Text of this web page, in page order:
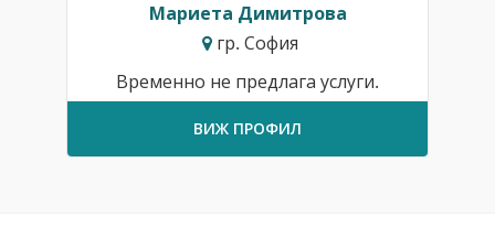
Мариета Димитрова
гр. София
Временно не предлага услуги.
ВИЖ ПРОФИЛ